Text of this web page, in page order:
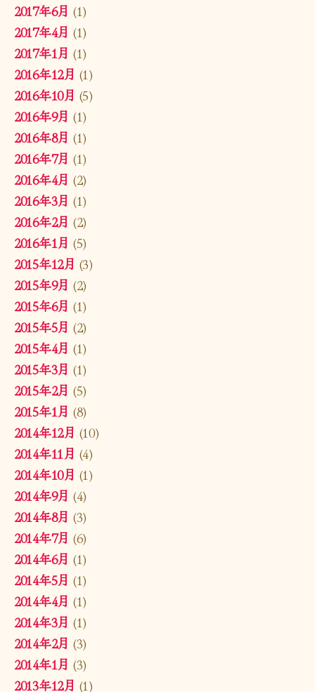
2017年6月 (1)
2017年4月 (1)
2017年1月 (1)
2016年12月 (1)
2016年10月 (5)
2016年9月 (1)
2016年8月 (1)
2016年7月 (1)
2016年4月 (2)
2016年3月 (1)
2016年2月 (2)
2016年1月 (5)
2015年12月 (3)
2015年9月 (2)
2015年6月 (1)
2015年5月 (2)
2015年4月 (1)
2015年3月 (1)
2015年2月 (5)
2015年1月 (8)
2014年12月 (10)
2014年11月 (4)
2014年10月 (1)
2014年9月 (4)
2014年8月 (3)
2014年7月 (6)
2014年6月 (1)
2014年5月 (1)
2014年4月 (1)
2014年3月 (1)
2014年2月 (3)
2014年1月 (3)
2013年12月 (1)